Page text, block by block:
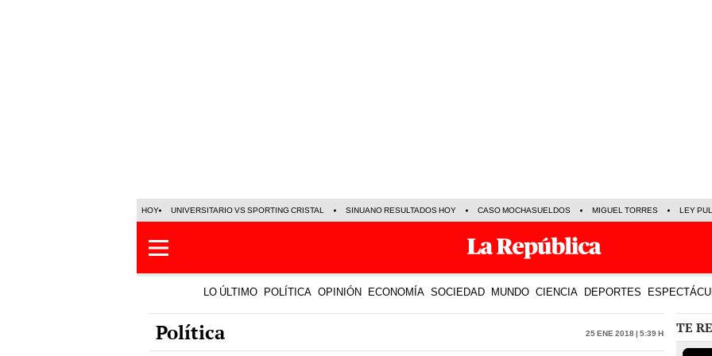
HOY UNIVERSITARIO VS SPORTING CRISTAL SINUANO RESULTADOS HOY CASO MOCHASUELDOS MIGUEL TORRES LEY
LO ÚLTIMO POLÍTICA OPINIÓN ECONOMÍA SOCIEDAD MUNDO CIENCIA DEPORTES
Política 25 Ene 2018 | 5:39 h TE